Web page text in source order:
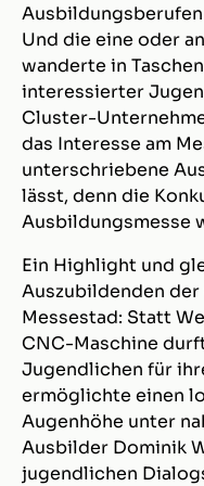
Und die eine oder
wanderte in
interessierter
Cluster-
das Interesse am
unterschriebene
lässt, denn die
Ausbildungsmesse
Ein Highlight und
Auszubildenden
Messestad: Statt
CNC-Maschine
Jugendlichen für
ermöglichte einen
Augenhöhe unter
Ausbilder Dominik
jugendlichen